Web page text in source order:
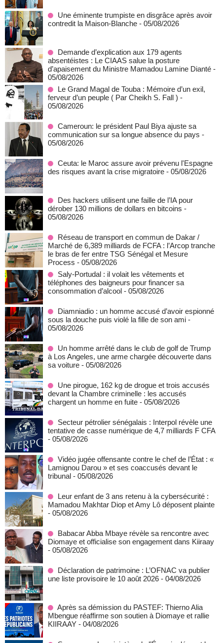
Une éminente trumpiste en disgrâce après avoir
contredit la Maison-Blanche - 05/08/2026
Demande d’explication aux 179 agents
absentéistes : Le CIAAS salue la posture
d’apaisement du Ministre Mamadou Lamine Dianté -
05/08/2026
Le Grand Magal de Touba : Mémoire d’un exil,
ferveur d’un peuple ( Par Cheikh S. Fall ) -
05/08/2026
Cameroun: le président Paul Biya ajuste sa
communication sur sa longue absence du pays -
05/08/2026
Ceuta: le Maroc assure avoir prévenu l'Espagne
des risques avant la crise migratoire - 05/08/2026
Des hackers utilisent une faille de l’IA pour
dérober 130 millions de dollars en bitcoins -
05/08/2026
Réseau de transport en commun de Dakar /
Marché de 6,389 milliards de FCFA : l’Arcop tranche
le bras de fer entre TSG Sénégal et Mesure
Process - 05/08/2026
Saly-Portudal : il volait les vêtements et
téléphones des baigneurs pour financer sa
consommation d’alcool - 05/08/2026
Diamniadio : un homme accusé d’avoir espionné
sous la douche puis violé la fille de son ami -
05/08/2026
Un homme arrêté dans le club de golf de Trump
à Los Angeles, une arme chargée découverte dans
sa voiture - 05/08/2026
Une pirogue, 162 kg de drogue et trois accusés
devant la Chambre criminelle : les accusés
chargent un homme en fuite - 05/08/2026
Secteur pétrolier sénégalais : Interpol révèle une
tentative de casse numérique de 4,7 milliards F CFA
- 05/08/2026
Vidéo jugée offensante contre le chef de l’État : «
Lamignou Darou » et ses coaccusés devant le
tribunal - 05/08/2026
Leur enfant de 3 ans retenu à la cybersécurité :
Mamadou Makhtar Diop et Amy Lô déposent plainte
- 05/08/2026
Babacar Abba Mbaye révèle sa rencontre avec
Diomaye et officialise son engagement dans Kiiraay
- 05/08/2026
Déclaration de patrimoine : L’OFNAC va publier
une liste provisoire le 10 août 2026 - 04/08/2026
Après sa démission du PASTEF: Thierno Alia
Mbengue réaffirme son soutien à Diomaye et rallie
KIIRAAY - 04/08/2026